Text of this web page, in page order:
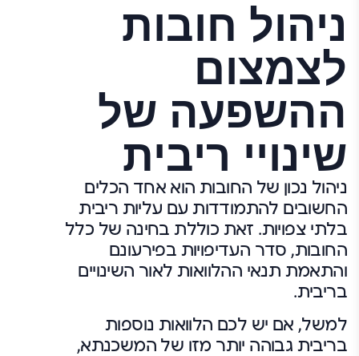
ניהול חובות
לצמצום
ההשפעה של
שינויי ריבית
ניהול נכון של החובות הוא אחד הכלים
החשובים להתמודדות עם עליות ריבית
בלתי צפויות. זאת כוללת בחינה של כלל
החובות, סדר העדיפויות בפירעונם
והתאמת תנאי ההלוואות לאור השינויים
בריבית.
למשל, אם יש לכם הלוואות נוספות
בריבית גבוהה יותר מזו של המשכנתא,